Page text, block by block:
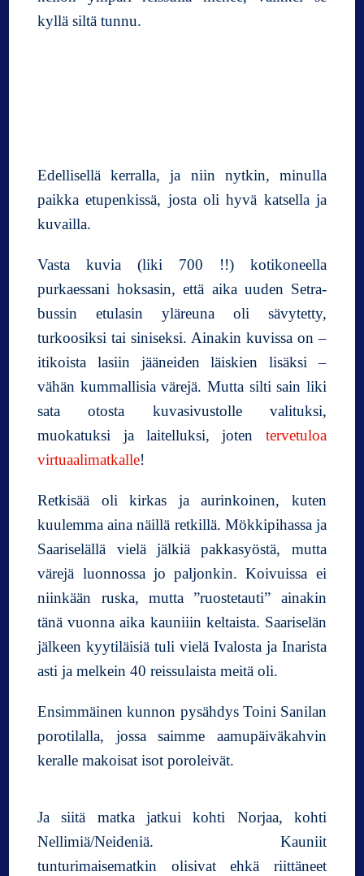
kyllä siltä tunnu.
Edellisellä kerralla, ja niin nytkin, minulla
paikka etupenkissä, josta oli hyvä katsella ja
kuvailla.
Vasta kuvia (liki 700 !!) kotikoneella
purkaessani hoksasin, että aika uuden Setra-
bussin etulasin yläreuna oli sävytetty,
turkoosiksi tai siniseksi. Ainakin kuvissa on –
itikoista lasiin jääneiden läiskien lisäksi –
vähän kummallisia värejä. Mutta silti sain liki
sata otosta kuvasivustolle valituksi,
muokatuksi ja laitelluksi, joten tervetuloa
virtuaalimatkalle!
Retkisää oli kirkas ja aurinkoinen, kuten
kuulemma aina näillä retkillä. Mökkipihassa ja
Saariselällä vielä jälkiä pakkasyöstä, mutta
värejä luonnossa jo paljonkin. Koivuissa ei
niinkään ruska, mutta ”ruostetauti” ainakin
tänä vuonna aika kauniiin keltaista. Saariselän
jälkeen kyytiläisiä tuli vielä Ivalosta ja Inarista
asti ja melkein 40 reissulaista meitä oli.
Ensimmäinen kunnon pysähdys Toini Sanilan
porotilalla, jossa saimme aamupäiväkahvin
keralle makoisat isot poroleivät.
Ja siitä matka jatkui kohti Norjaa, kohti
Nellimiä/Neideniä. Kauniit
tunturimaisematkin olisivat ehkä riittäneet